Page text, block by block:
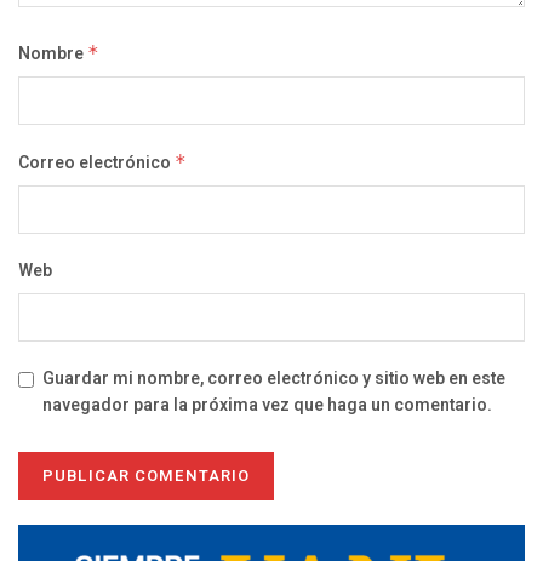
Nombre *
Correo electrónico *
Web
Guardar mi nombre, correo electrónico y sitio web en este
navegador para la próxima vez que haga un comentario.